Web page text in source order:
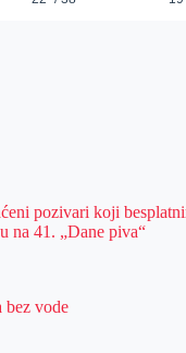
pozivari koji
na 41. „Dane piva“
bez vode